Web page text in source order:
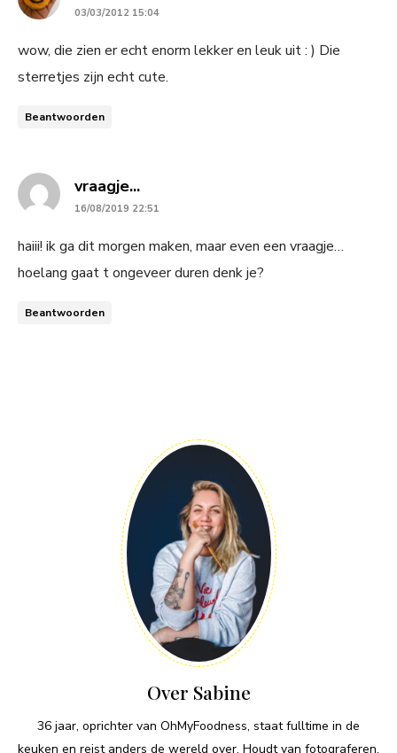
03/03/2012 15:04
wow, die zien er echt enorm lekker en leuk uit : ) Die
sterretjes zijn echt cute.
Beantwoorden
vraagje...says:
16/08/2019 22:51
haiii! ik ga dit morgen maken, maar even een vraagje…
hoelang gaat t ongeveer duren denk je?
Beantwoorden
Over Sabine
36 jaar, oprichter van OhMyFoodness, staat fulltime in de
keuken en reist anders de wereld over. Houdt van fotograferen,